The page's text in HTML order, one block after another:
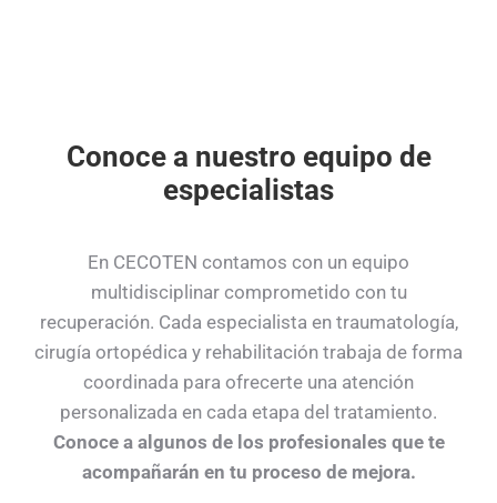
Conoce a nuestro equipo de
especialistas
En CECOTEN contamos con un equipo
multidisciplinar comprometido con tu
recuperación. Cada especialista en traumatología,
cirugía ortopédica y rehabilitación trabaja de forma
coordinada para ofrecerte una atención
personalizada en cada etapa del tratamiento.
Conoce a algunos de los profesionales que te
acompañarán en tu proceso de mejora.